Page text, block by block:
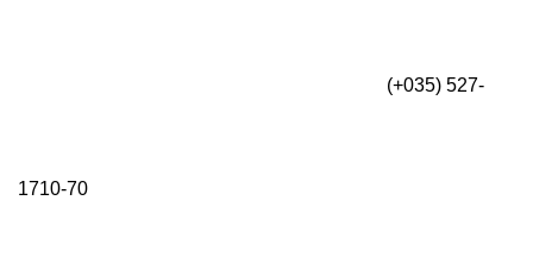
(+035) 527-
1710-70